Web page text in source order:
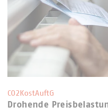
CO2KostAuftG
Drohende